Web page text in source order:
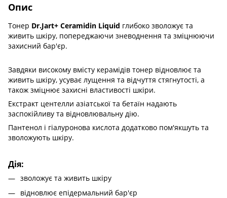
Опис
Тонер Dr.Jart+ Ceramidin Liquid глибоко зволожує та
живить шкіру, попереджаючи зневоднення та зміцнюючи
захисний бар'єр.
Завдяки високому вмісту керамідів тонер відновлює та
живить шкіру, усуває лущення та відчуття стягнутості, а
також зміцнює захисні властивості шкіри.
Екстракт центелли азіатської та бетаїн надають
заспокійливу та відновлювальну дію.
Пантенол і гіалуронова кислота додатково пом'якшуть та
зволожують шкіру.
Дія:
зволожує та живить шкіру
відновлює епідермальний бар'єр